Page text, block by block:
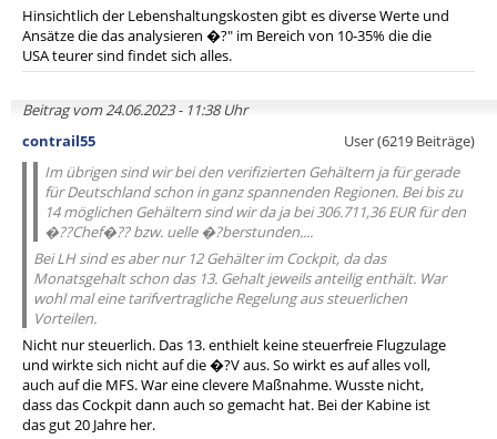
Hinsichtlich der Lebenshaltungskosten gibt es diverse Werte und
Ansätze die das analysieren �?" im Bereich von 10-35% die die
USA teurer sind findet sich alles.
Beitrag vom 24.06.2023 - 11:38 Uhr
contrail55
User (6219 Beiträge)
Im übrigen sind wir bei den verifizierten Gehältern ja für gerade
für Deutschland schon in ganz spannenden Regionen. Bei bis zu
14 möglichen Gehältern sind wir da ja bei 306.711,36 EUR für den
�??Chef�?? bzw. uelle �?berstunden....
Bei LH sind es aber nur 12 Gehälter im Cockpit, da das
Monatsgehalt schon das 13. Gehalt jeweils anteilig enthält. War
wohl mal eine tarifvertragliche Regelung aus steuerlichen
Vorteilen.
Nicht nur steuerlich. Das 13. enthielt keine steuerfreie Flugzulage
und wirkte sich nicht auf die �?V aus. So wirkt es auf alles voll,
auch auf die MFS. War eine clevere Maßnahme. Wusste nicht,
dass das Cockpit dann auch so gemacht hat. Bei der Kabine ist
das gut 20 Jahre her.